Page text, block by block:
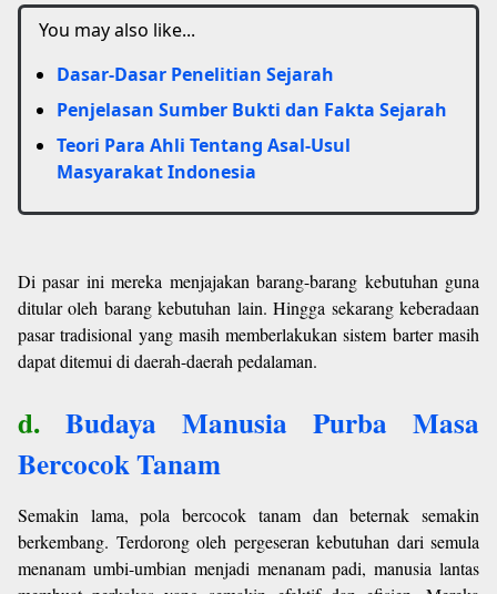
You may also like...
Dasar-Dasar Penelitian Sejarah
Penjelasan Sumber Bukti dan Fakta Sejarah
Teori Para Ahli Tentang Asal-Usul
Masyarakat Indonesia
Di pasar ini mereka menjajakan barang-barang kebutuhan guna
ditular oleh barang kebutuhan lain. Hingga sekarang keberadaan
pasar tradisional yang masih memberlakukan sistem barter masih
dapat ditemui di daerah-daerah pedalaman.
d. Budaya Manusia Purba Masa
Bercocok Tanam
Semakin lama, pola bercocok tanam dan beternak semakin
berkembang. Terdorong oleh pergeseran kebutuhan dari semula
menanam umbi-umbian menjadi menanam padi, manusia lantas